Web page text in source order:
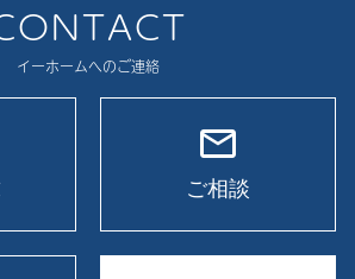
CONTACT
イーホームへのご連絡
mail_outline
ご相談